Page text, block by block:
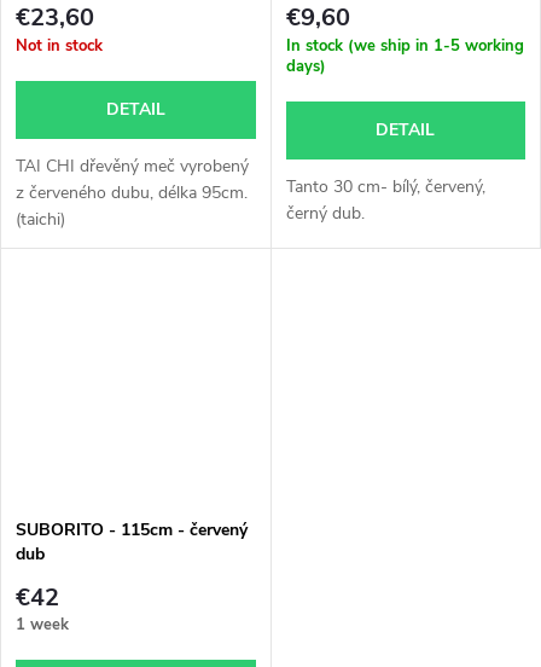
€23,60
Not in stock
DETAIL
TAI CHI dřevěný meč vyrobený
z červeného dubu, délka 95cm.
(taichi)
€9,60
In stock (we ship in 1-5 working
days)
DETAIL
Tanto 30 cm- bílý, červený,
černý dub.
SUBORITO - 115cm - červený
dub
€42
1 week